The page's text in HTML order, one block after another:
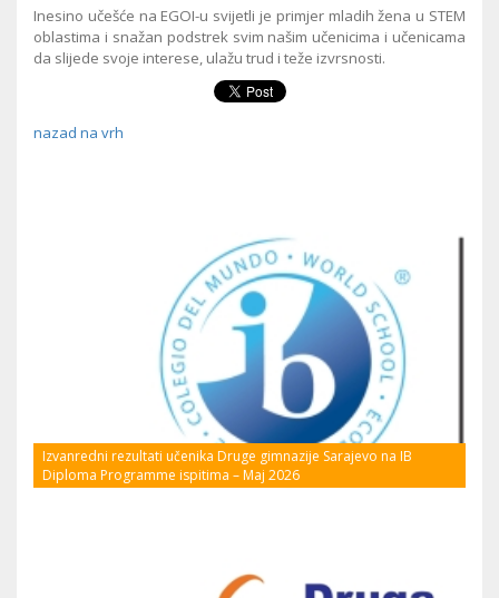
Inesino učešće na EGOI-u svijetli je primjer mladih žena u STEM
oblastima i snažan podstrek svim našim učenicima i učenicama
da slijede svoje interese, ulažu trud i teže izvrsnosti.
nazad na vrh
Izvanredni rezultati učenika Druge gimnazije Sarajevo na IB
Diploma Programme ispitima – Maj 2026